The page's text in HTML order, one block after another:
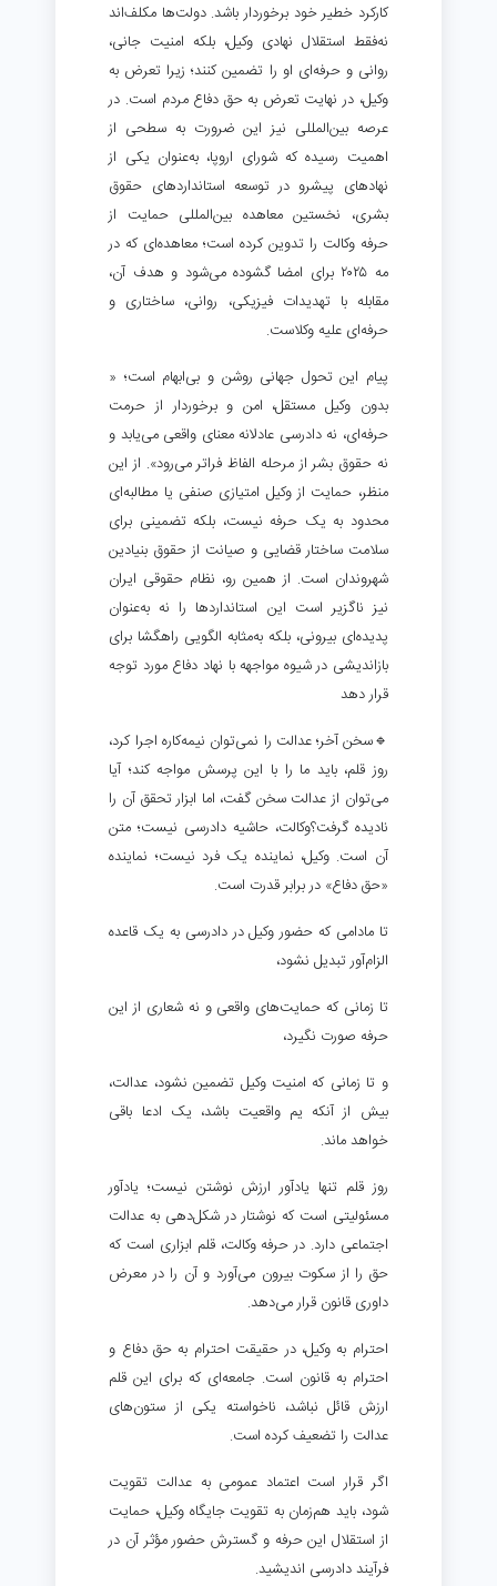
کارکرد خطیر خود برخوردار باشد. دولت‌ها مکلف‌اند
نه‌فقط استقلال نهادی وکیل، بلکه امنیت جانی،
روانی و حرفه‌ای او را تضمین کنند؛ زیرا تعرض به
وکیل، در نهایت تعرض به حق دفاع مردم است. در
عرصه بین‌المللی نیز این ضرورت به سطحی از
اهمیت رسیده که شورای اروپا، به‌عنوان یکی از
نهادهای پیشرو در توسعه استانداردهای حقوق
بشری، نخستین معاهده بین‌المللی حمایت از
حرفه وکالت را تدوین کرده است؛ معاهده‌ای که در
مه ۲۰۲۵ برای امضا گشوده می‌شود و هدف آن،
مقابله با تهدیدات فیزیکی، روانی، ساختاری و
حرفه‌ای علیه وکلاست.
پیام این تحول جهانی روشن و بی‌ابهام است؛ «
بدون وکیل مستقل، امن و برخوردار از حرمت
حرفه‌ای، نه دادرسی عادلانه معنای واقعی می‌یابد و
نه حقوق بشر از مرحله الفاظ فراتر می‌رود». از این
منظر، حمایت از وکیل امتیازی صنفی یا مطالبه‌ای
محدود به یک حرفه نیست، بلکه تضمینی برای
سلامت ساختار قضایی و صیانت از حقوق بنیادین
شهروندان است. از همین رو، نظام حقوقی ایران
نیز ناگزیر است این استانداردها را نه به‌عنوان
پدیده‌ای بیرونی، بلکه به‌مثابه الگویی راهگشا برای
بازاندیشی در شیوه مواجهه با نهاد دفاع مورد توجه
قرار دهد
🔹سخن آخر؛ عدالت را نمی‌توان نیمه‌کاره اجرا کرد،
روز قلم، باید ما را با این پرسش مواجه کند؛ آیا
می‌توان از عدالت سخن گفت، اما ابزار تحقق آن را
نادیده گرفت؟وکالت، حاشیه دادرسی نیست؛ متن
آن است. وکیل، نماینده یک فرد نیست؛ نماینده
«حق دفاع» در برابر قدرت است.
تا مادامی که حضور وکیل در دادرسی به یک قاعده
الزام‌آور تبدیل نشود،
تا زمانی که حمایت‌های واقعی و نه شعاری از این
حرفه صورت نگیرد،
و تا زمانی که امنیت وکیل تضمین نشود، عدالت،
بیش از آنکه یم واقعیت باشد، یک ادعا باقی
خواهد ماند.
روز قلم تنها یادآور ارزش نوشتن نیست؛ یادآور
مسئولیتی است که نوشتار در شکل‌دهی به عدالت
اجتماعی دارد. در حرفه وکالت، قلم ابزاری است که
حق را از سکوت بیرون می‌آورد و آن را در معرض
داوری قانون قرار می‌دهد.
احترام به وکیل، در حقیقت احترام به حق دفاع و
احترام به قانون است. جامعه‌ای که برای این قلم
ارزش قائل نباشد، ناخواسته یکی از ستون‌های
عدالت را تضعیف کرده است.
اگر قرار است اعتماد عمومی به عدالت تقویت
شود، باید هم‌زمان به تقویت جایگاه وکیل، حمایت
از استقلال این حرفه و گسترش حضور مؤثر آن در
فرآیند دادرسی اندیشید.